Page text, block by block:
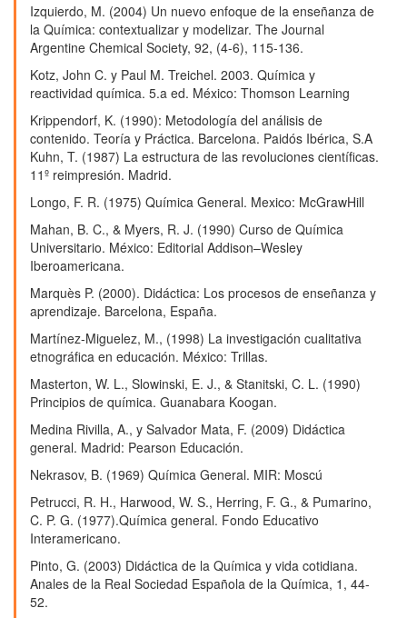
Izquierdo, M. (2004) Un nuevo enfoque de la enseñanza de
la Química: contextualizar y modelizar. The Journal
Argentine Chemical Society, 92, (4-6), 115-136.
Kotz, John C. y Paul M. Treichel. 2003. Química y
reactividad química. 5.a ed. México: Thomson Learning
Krippendorf, K. (1990): Metodología del análisis de
contenido. Teoría y Práctica. Barcelona. Paidós Ibérica, S.A
Kuhn, T. (1987) La estructura de las revoluciones científicas.
11º reimpresión. Madrid.
Longo, F. R. (1975) Química General. Mexico: McGrawHill
Mahan, B. C., & Myers, R. J. (1990) Curso de Química
Universitario. México: Editorial Addison–Wesley
Iberoamericana.
Marquès P. (2000). Didáctica: Los procesos de enseñanza y
aprendizaje. Barcelona, España.
Martínez-Miguelez, M., (1998) La investigación cualitativa
etnográfica en educación. México: Trillas.
Masterton, W. L., Slowinski, E. J., & Stanitski, C. L. (1990)
Principios de química. Guanabara Koogan.
Medina Rivilla, A., y Salvador Mata, F. (2009) Didáctica
general. Madrid: Pearson Educación.
Nekrasov, B. (1969) Química General. MIR: Moscú
Petrucci, R. H., Harwood, W. S., Herring, F. G., & Pumarino,
C. P. G. (1977).Química general. Fondo Educativo
Interamericano.
Pinto, G. (2003) Didáctica de la Química y vida cotidiana.
Anales de la Real Sociedad Española de la Química, 1, 44-
52.